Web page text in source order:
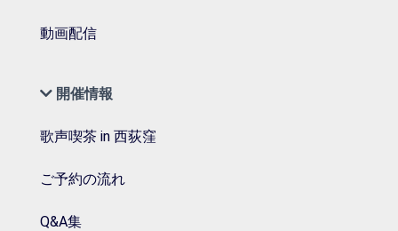
動画配信
開催情報
歌声喫茶 in 西荻窪
ご予約の流れ
Q&A集